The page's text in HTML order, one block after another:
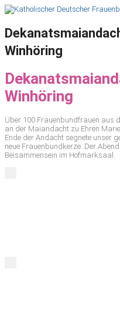
Winhöring
Winhöring
Über 100 Frauenbundfrauen aus
an der Maiandacht zu Ehren
Ende der Andacht segnete unser
neue Frauenbundkerze. Der
Beisammensein im Hofmarksaal.